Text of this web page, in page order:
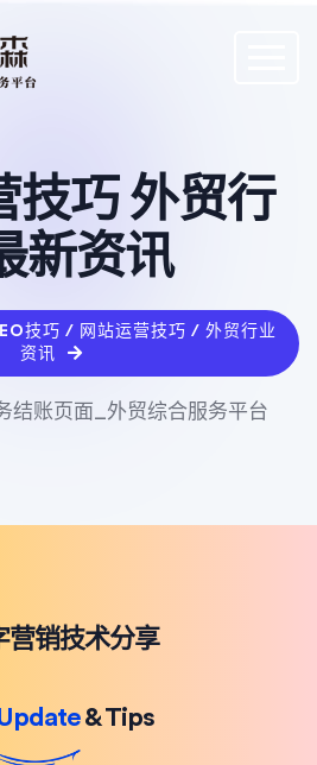
技巧 外贸行
新资讯
技巧 / 网站运营技巧 / 外贸行业
资讯
结账页面_外贸综合服务平台
营销技术分享
& Tips